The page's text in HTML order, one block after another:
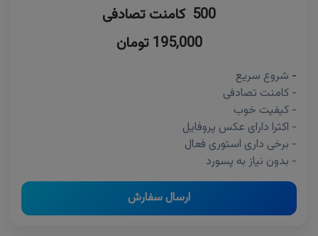
500 کامنت تصادفی
195,000 تومان
- شروع سریع
- کامنت تصادفی
- کیفیت خوب
- اکثرا دارای عکس پروفایل
- برخی داری استوری فعال
- بدون نیاز به پسورد
ارسال سفارش